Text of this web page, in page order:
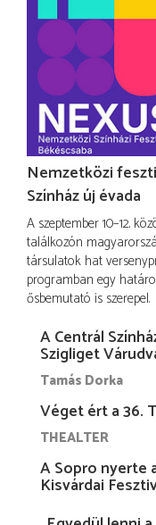
Nemzetközi
Színház új évada
A szeptember 10–12.
találkozón
társulatok hat
programban egy
ősbemutató is szerepel.
A Centrál
Szigliget
Tamás Dorka
Véget ért a 36.
THEALTER
A Sopro nyerte
Kisvárdai